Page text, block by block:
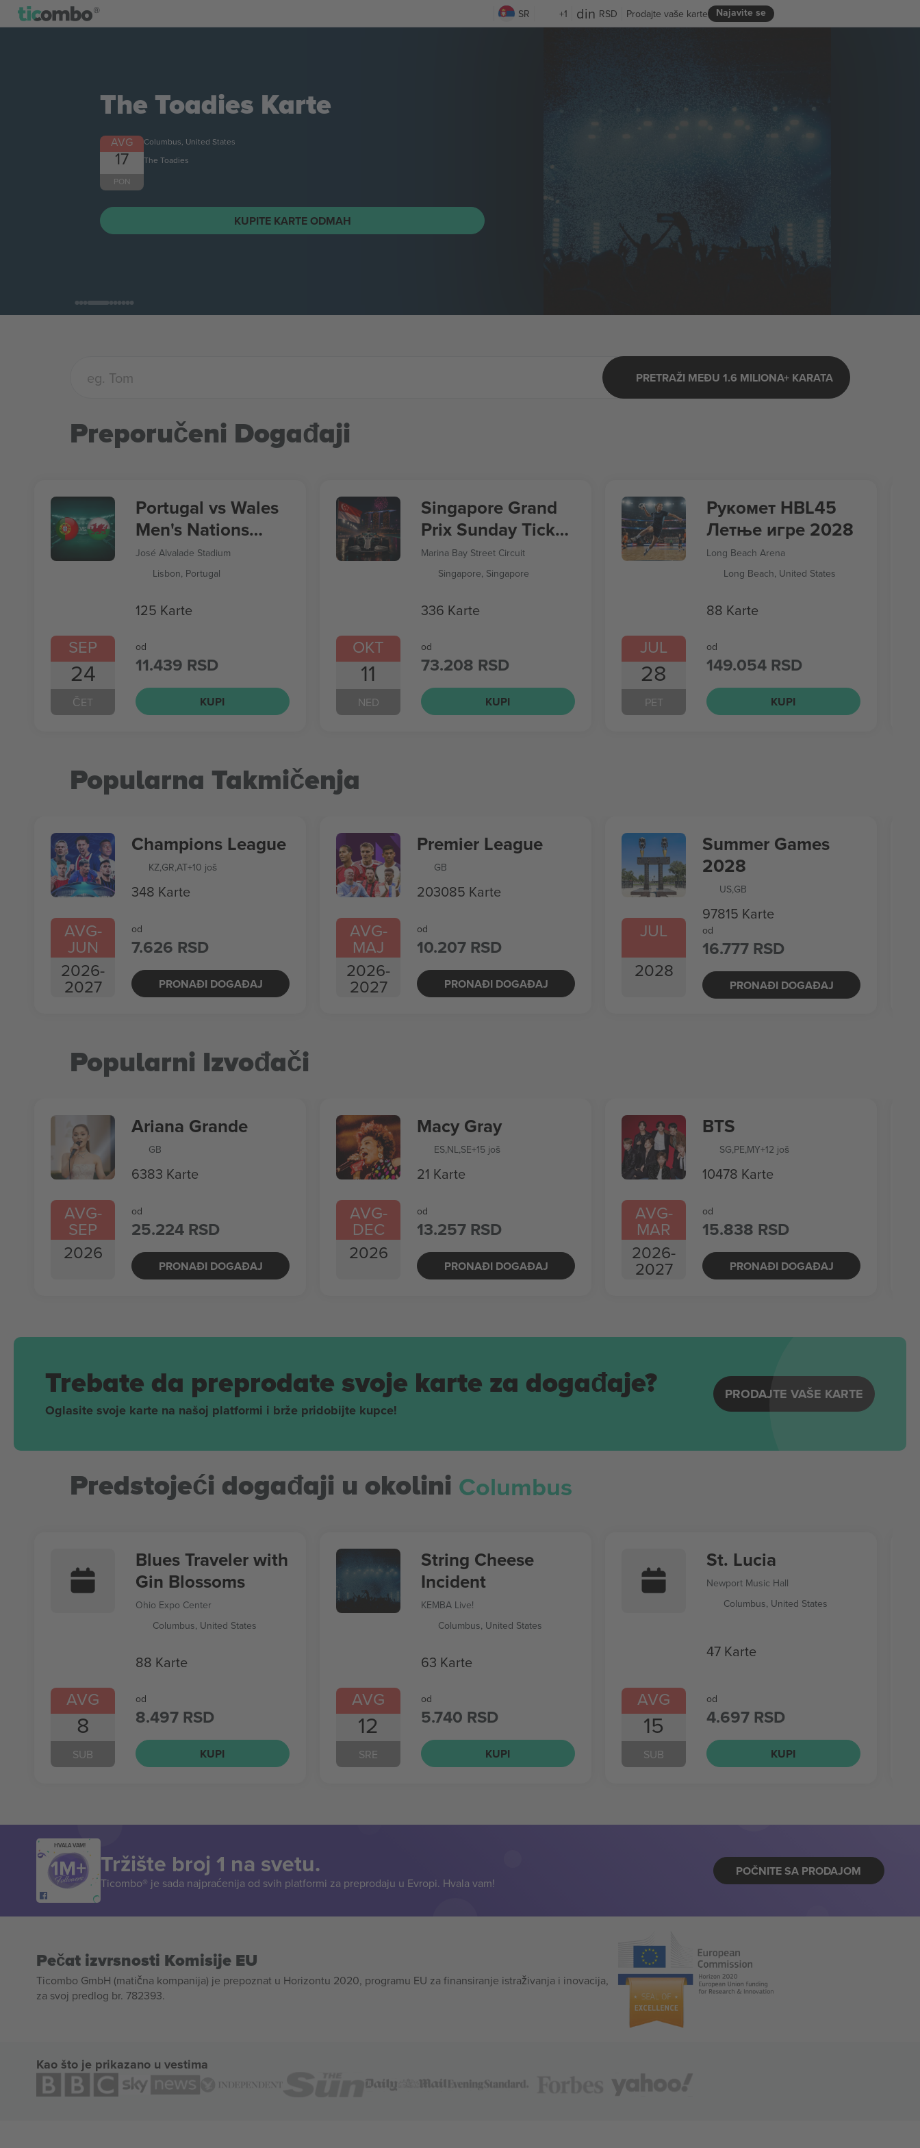
SR +1 RSD Najavite se
Prodajte vaše karte
The Toadies Karte
AVG
17
PON
Columbus, United States
The Toadies
KUPITE KARTE ODMAH
PRETRAŽI MEĐU 1.6 MILIONA+ KARATA
Preporučeni Događaji
SEP
24
ČET
Portugal vs Wales
Men's Nations
League
José Alvalade Stadium
Lisbon, Portugal
125 Karte
od
11.439 RSD
KUPI
OKT
11
NED
Singapore Grand
Prix Sunday Ticket
Formula 1
Marina Bay Street Circuit
Singapore, Singapore
336 Karte
od
73.208 RSD
KUPI
JUL
28
PET
Рукомет HBL45
Летње игре 2028
Long Beach Arena
Long Beach, United States
88 Karte
od
149.054 RSD
KUPI
Popularna Takmičenja
AVG-
JUN
2026-
2027
Champions League
KZ,GR,AT+10 još
348 Karte
od
7.626 RSD
PRONAĐI DOGAĐAJ
AVG-
MAJ
2026-
2027
Premier League
GB
203085 Karte
od
10.207 RSD
PRONAĐI DOGAĐAJ
JUL
2028
Summer Games
2028
US,GB
97815 Karte
od
16.777 RSD
PRONAĐI DOGAĐAJ
Popularni Izvođači
AVG-
SEP
2026
Ariana Grande
GB
6383 Karte
od
25.224 RSD
PRONAĐI DOGAĐAJ
AVG-
DEC
2026
Macy Gray
ES,NL,SE+15 još
21 Karte
od
13.257 RSD
PRONAĐI DOGAĐAJ
AVG-
MAR
2026-
2027
BTS
SG,PE,MY+12 još
10478 Karte
od
15.838 RSD
PRONAĐI DOGAĐAJ
Trebate da preprodate svoje karte za događaje?
Oglasite svoje karte na našoj platformi i brže pridobijte kupce!
PRODAJTE VAŠE KARTE
Predstojeći događaji u okolini Columbus
AVG
8
SUB
Blues Traveler with
Gin Blossoms
Ohio Expo Center
Columbus, United States
88 Karte
od
8.497 RSD
KUPI
AVG
12
SRE
String Cheese
Incident
KEMBA Live!
Columbus, United States
63 Karte
od
5.740 RSD
KUPI
AVG
15
SUB
St. Lucia
Newport Music Hall
Columbus, United States
47 Karte
od
4.697 RSD
KUPI
HVALA VAM!
Tržište broj 1 na svetu.
Ticombo® je sada najpraćenija od svih platformi za preprodaju u Evropi. Hvala vam!
POČNITE SA PRODAJOM
Pečat izvrsnosti Komisije EU
Ticombo GmbH (matična kompanija) je prepoznat u Horizontu 2020, programu EU za finansiranje istraživanja i inovacija,
za svoj predlog br. 782393.
Kao što je prikazano u vestima